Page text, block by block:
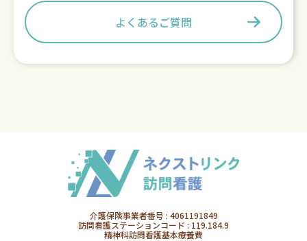
よくあるご質問
介護保険事業者番号 : 4061191849
訪問看護ステーションコード : 119.184.9
精神科訪問看護基本療養費